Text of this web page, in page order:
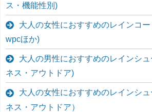
ス・機能性別)
大人の女性におすすめのレインコー
wpcほか)
大人の男性におすすめのレインシ
ネス・アウトドア)
大人の女性におすすめのレインシ
ネス・アウトドア）